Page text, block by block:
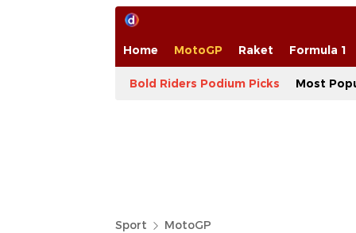
Home MotoGP Raket Formula 1
Bold Riders Podium Picks Most
Sport MotoGP